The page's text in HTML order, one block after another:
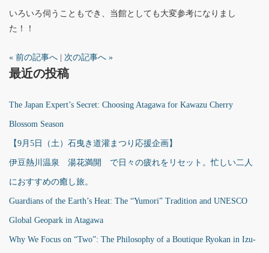
いろいろ伺うこともでき、当館としても大変参考になりまし
た！！
« 前の記事へ 次の記事へ »
最近の投稿
The Japan Expert’s Secret: Choosing Atagawa for Kawazu Cherry
Blossom Season
【9月5日（土）石曳き道灌まつり応援企画】
伊豆熱川温泉 湯花満開 で日々の疲れをリセット。忙しい二人
におすすめの癒し旅。
Guardians of the Earth’s Heat: The “Yumori” Tradition and UNESCO
Global Geopark in Atagawa
Why We Focus on “Two”: The Philosophy of a Boutique Ryokan in Izu-